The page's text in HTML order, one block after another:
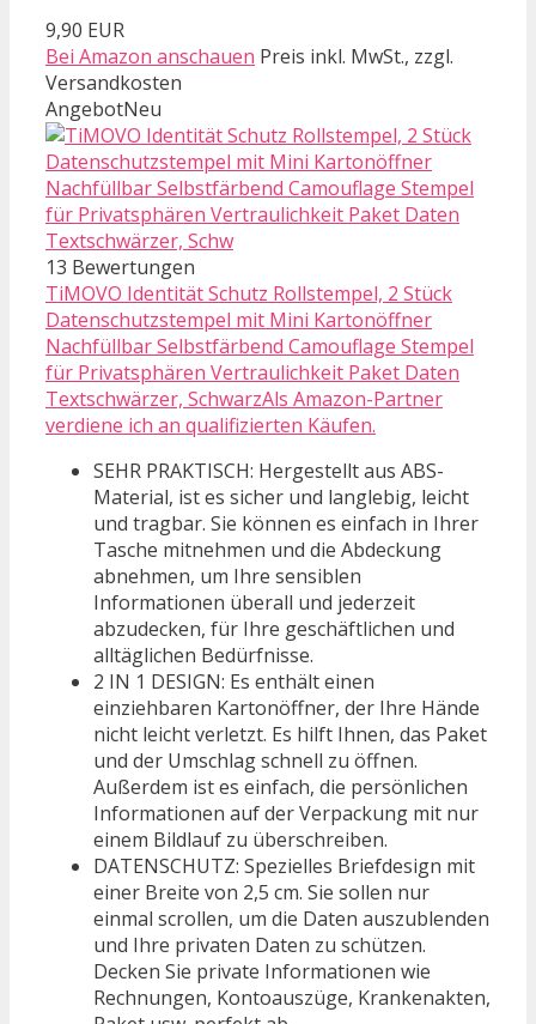
9,90 EUR
Bei Amazon anschauen Preis inkl. MwSt., zzgl.
Versandkosten
AngebotNeu
13 Bewertungen
TiMOVO Identität Schutz Rollstempel, 2 Stück
Datenschutzstempel mit Mini Kartonöffner
Nachfüllbar Selbstfärbend Camouflage Stempel
für Privatsphären Vertraulichkeit Paket Daten
Textschwärzer, SchwarzAls Amazon-Partner
verdiene ich an qualifizierten Käufen.
SEHR PRAKTISCH: Hergestellt aus ABS-
Material, ist es sicher und langlebig, leicht
und tragbar. Sie können es einfach in Ihrer
Tasche mitnehmen und die Abdeckung
abnehmen, um Ihre sensiblen
Informationen überall und jederzeit
abzudecken, für Ihre geschäftlichen und
alltäglichen Bedürfnisse.
2 IN 1 DESIGN: Es enthält einen
einziehbaren Kartonöffner, der Ihre Hände
nicht leicht verletzt. Es hilft Ihnen, das Paket
und der Umschlag schnell zu öffnen.
Außerdem ist es einfach, die persönlichen
Informationen auf der Verpackung mit nur
einem Bildlauf zu überschreiben.
DATENSCHUTZ: Spezielles Briefdesign mit
einer Breite von 2,5 cm. Sie sollen nur
einmal scrollen, um die Daten auszublenden
und Ihre privaten Daten zu schützen.
Decken Sie private Informationen wie
Rechnungen, Kontoauszüge, Krankenakten,